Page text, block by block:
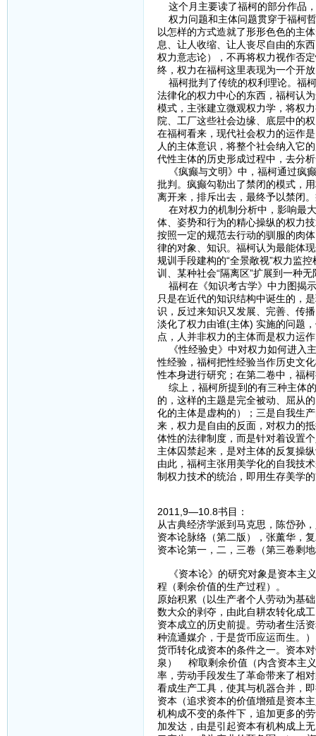
这个月主要读了福柯的部分作品
权力问题和主体问题贯穿于福柯
以怎样的方式造就了形形色色的主
息、让人收缩、让人丧尽自由的东
权力意志论），不再将权力视作否
终，权力在福柯这里表现为一个开
福柯批判了传统的权利理论。福
法律化的权力中心的东西，福柯认
模式，主张建立微观权力学，将权
院、工厂这些社会边缘、底层中的
在福柯看来，现代社会权力的运作
人的主体意识，将整个社会纳入它
代性主体的历史形成过程中，去分
《疯癫与文明》中，福柯通过疯
批判。疯癫勾勒出了禁闭的模式，
离开来，排斥出去，最终予以禁闭
在对权力的机制分析中，影响最
体、姿势和行为的精心操纵的权力
按照一定的规范去行动的驯服的肉
律的对象、知识。福柯认为最能体
规训手段建构的“全景敞视”权力监
训、某种社会“隔离区”扩展到一种
福柯在《知识考古学》中力图揭
只是在近代的知识结构中诞生的，
识，反过来知识又发展、完善、传
淡化了权力由谁(主体) 实施的问题
点，人并非权力的主体而是权力运
《性经验史》中对权力如何进入
性经验，福柯把性经验当作历史文
性本身进行研究；在第二卷中，福
综上，福柯所提到的有三种主体
的，这样的主题是完全被动、屈从
化的主体是虚构的）；三是自我生
来，权力是自由的反面，对权力的
体性的法律制度，而是针对着设置
主体囚禁起来，是对主体的反复操
由此，福柯主张用美学化的自我技
制权力技术的统治，即用生存美学
2011,9—10.8书目：
从古典经济学派到马克思，陈岱孙
资本论脉络（第二版），张薰华，
资本论第一，二，三卷（第三卷剩
《资本论》的研究对象是资本主
程（剩余价值的生产过程）。
原始积累（以生产者个人劳动为基
数大众的剥夺，由此自耕农转化成
资本成立的历史前提。劳动者生活
种流通媒介，于是货币应运而生。
货币转化成资本的条件之一。资本
泉） 榨取剩余价值（内含资本主
率，劳动手段发生了革命带来了相
看成生产工具，使其与机器合并，
资本（追求资本的价值增殖是资本
机构成不变的条件下，追加更多的
加发达，由是引起资本有机构成上